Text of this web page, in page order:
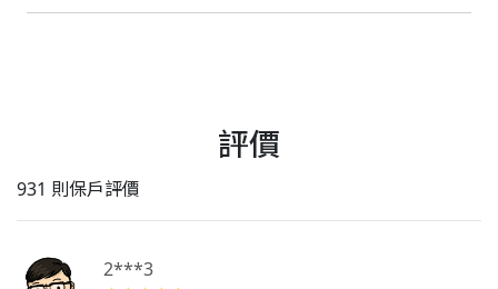
評價
931 則保戶評價
2***3